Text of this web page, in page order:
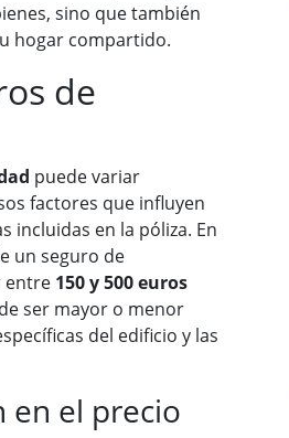
sino que también
hogar compartido.
de
puede variar
factores que influyen
incluidas en la póliza. En
un seguro de
entre 150 y 500 euros
ser mayor o menor
del edificio y las
en el precio